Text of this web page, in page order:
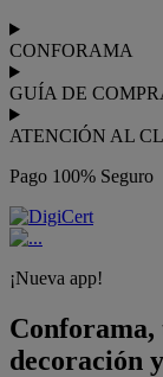
CONFORAMA
GUÍA DE
ATENCIÓN AL
Pago 100% Seguro
¡Nueva app!
Conforama,
decoración